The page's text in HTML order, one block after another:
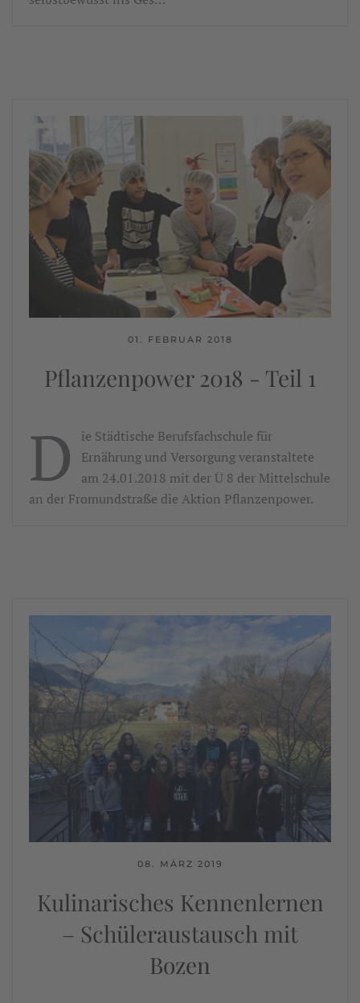
01. FEBRUAR 2018
Pflanzenpower 2018 - Teil 1
D
ie Städtische Berufsfachschule für
Ernährung und Versorgung veranstaltete
am 24.01.2018 mit der Ü 8 der Mittelschule
an der Fromundstraße die Aktion Pflanzenpower.
08. MÄRZ 2019
Kulinarisches Kennenlernen
– Schüleraustausch mit
Bozen